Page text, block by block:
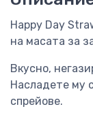
Happy Day
на масата за
Вкусно,
Насладете му
спрейове.